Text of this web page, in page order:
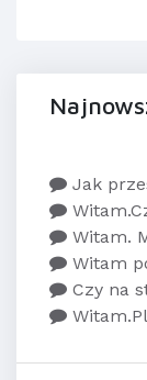
Jak
Witam.
Witam
Czy na